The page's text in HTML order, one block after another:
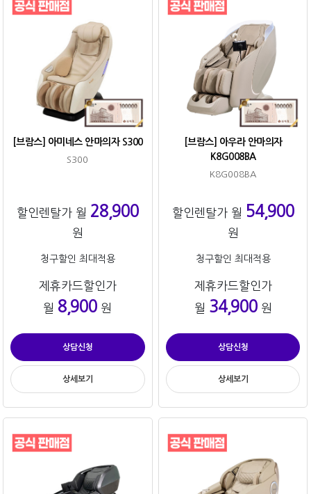
[브람스] 아미네스 안마의자 S300
S300
할인렌탈가 월 28,900
원
청구할인 최대적용
제휴카드할인가
월 8,900 원
상담신청
상세보기
[브람스] 아우라 안마의자
K8G008BA
K8G008BA
할인렌탈가 월 54,900
원
청구할인 최대적용
제휴카드할인가
월 34,900원
상담신청
상세보기